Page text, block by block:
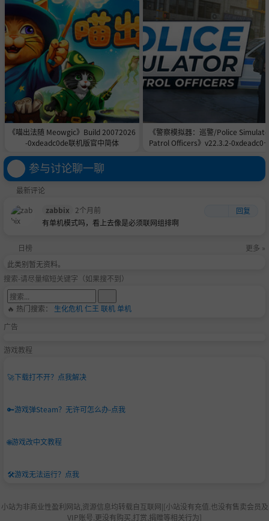
探索世界！
派出你的英雄和士兵，探索城市附近的地形和资源，
挖掘宝藏，结识其他文明！
图中为斯卡雷特帝国的英雄芙兰朵露，遇到了命莲帝
国的士兵。
扩张领地！
占领野外的村落或敌方城市，持续扩大你的领土！
图中为蓬莱山帝国的英雄
更多金币收入！
《喵出法随 Meowgic》Build 20072026
-0xdeadc0de联机版官中简体
《警察模拟器：巡警/Police
Patrol Officers》v22.3.2-
参与讨论聊一聊
最新评论
zabbix
2个月前
回复
有单机模式吗，看上去像是必须联网组排啊
日榜
更多 »
此类别暂无资料。
搜索-请尽量缩短关键字（如果搜不到）
🔥 热门搜索： 生化危机仁王 联机单机
广告
游戏教程
🚀下载打不开？点我解决
🔑游戏弹Steam？无许可怎么办-点我
🌐游戏改中文教程
🛠️游戏无法运行？点我
小站为非商业性盈利网站,资源信息均转载自互联网|[小站没有充值.也没有售卖会员及
VIP账号.更没有购买,打赏,捐赠等相关行为]